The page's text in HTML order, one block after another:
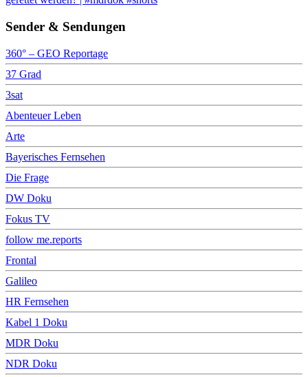
Sender & Sendungen
360° – GEO Reportage
37 Grad
3sat
Abenteuer Leben
Arte
Bayerisches Fernsehen
Die Frage
DW Doku
Fokus TV
follow me.reports
Frontal
Galileo
HR Fernsehen
Kabel 1 Doku
MDR Doku
NDR Doku